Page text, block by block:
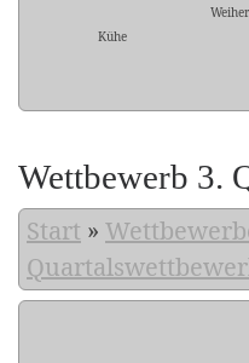
Kühe
Wettbewerb 3.
Start »